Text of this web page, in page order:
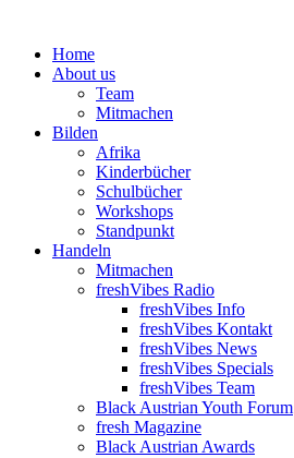
Home
About us
Team
Mitmachen
Bilden
Afrika
Kinderbücher
Schulbücher
Workshops
Standpunkt
Handeln
Mitmachen
freshVibes Radio
freshVibes Info
freshVibes Kontakt
freshVibes News
freshVibes Specials
freshVibes Team
Black Austrian Youth Forum
fresh Magazine
Black Austrian Awards